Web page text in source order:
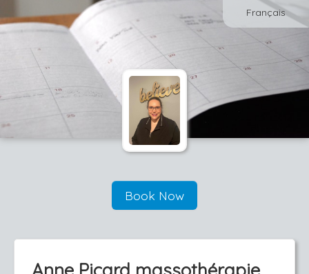
Français
Book Now